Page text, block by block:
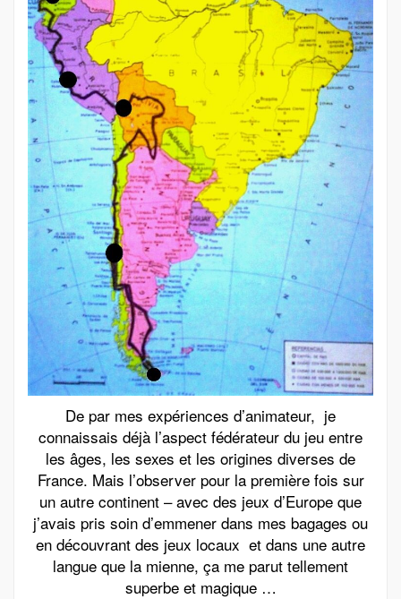
De par mes expériences d’animateur, je
connaissais déjà l’aspect fédérateur du jeu entre
les âges, les sexes et les origines diverses de
France. Mais l’observer pour la première fois sur
un autre continent – avec des jeux d’Europe que
j’avais pris soin d’emmener dans mes bagages ou
en découvrant des jeux locaux et dans une autre
langue que la mienne, ça me parut tellement
superbe et magique …